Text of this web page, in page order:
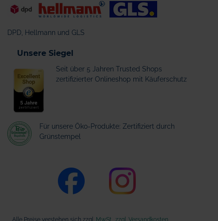
DPD, Hellmann und GLS
Unsere Siegel
Seit über 5 Jahren Trusted Shops
zertifizierter Onlineshop mit Käuferschutz
Für unsere Öko-Produkte: Zertifiziert durch
Grünstempel
Alle Preise verstehen sich zzgl. MwSt., zzgl. Versandkosten